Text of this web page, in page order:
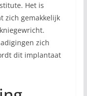
Het is
zich gemakkelijk
zich
dit implantaat